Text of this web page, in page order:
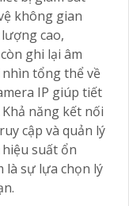
không gian
cao,
ghi lại âm
tổng thể về
IP giúp tiết
năng kết nối
cập và quản lý
suất ổn
là sự lựa chọn lý